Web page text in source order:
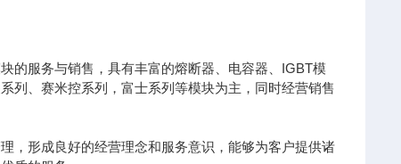
的服务与销售，具有丰富的熔断器、电容器、IGBT模
列、赛米控系列，富士系列等模块为主，同时经营销售
，形成良好的经营理念和服务意识，能够为客户提供诸